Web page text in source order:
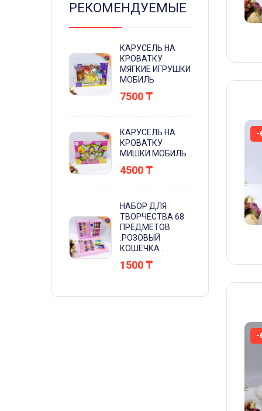
РЕКОМЕНДУЕМЫЕ
КАРУСЕЛЬ НА
КРОВАТКУ
МЯГКИЕ ИГРУШКИ
МОБИЛЬ
7500 ₸
КАРУСЕЛЬ НА
КРОВАТКУ
МИШКИ МОБИЛЬ
4500 ₸
НАБОР ДЛЯ
ТВОРЧЕСТВА 68
ПРЕДМЕТОВ
.РОЗОВЫЙ
КОШЕЧКА .
1500 ₸
-
-